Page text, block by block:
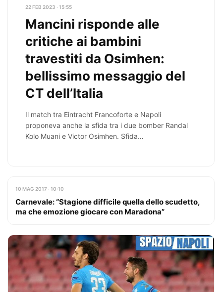
22 FEB 2023 · 15:55
Mancini risponde alle
critiche ai bambini
travestiti da Osimhen:
bellissimo messaggio del
CT dell’Italia
Il match tra Eintracht Francoforte e Napoli
proponeva anche la sfida tra i due bomber Randal
Kolo Muani e Victor Osimhen. Sfida…
10 MAG 2017 · 10:10
Carnevale: “Stagione difficile quella dello scudetto,
ma che emozione giocare con Maradona”